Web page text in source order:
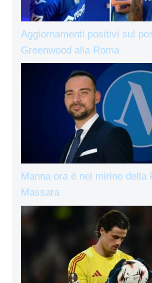
Aggiornamenti positivi sul
Greenwood alla Roma
Manna ora è nel mirino della
Massara